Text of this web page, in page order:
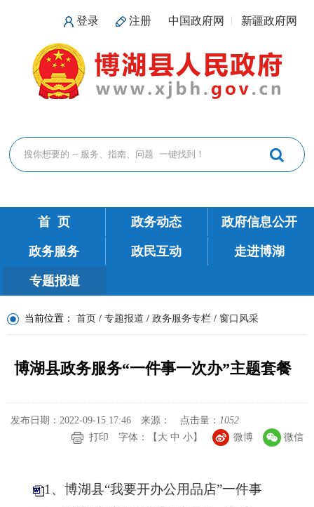
登录 注册 中国政府网 新疆政府网
首 页 政务动态 政府信息公开
政务服务 政民互动 走进博湖
专题报道
当前位置： 首页 / 专题报道 / 政务服务专栏 / 窗口风采
博湖县政务服务“一件事一次办”主题套餐
发布日期：2022-09-15 17:46 来源： 点击量： 1052
打印
字体：【 大 中 小】 微博 微信
1、博湖县“我要开办公用品店”一件事